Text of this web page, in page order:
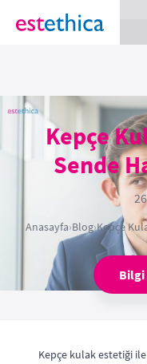
section Service {
Kepçe
Sende
Anasayfa›Blog›Kepçe
Kepçe kulak estetiği